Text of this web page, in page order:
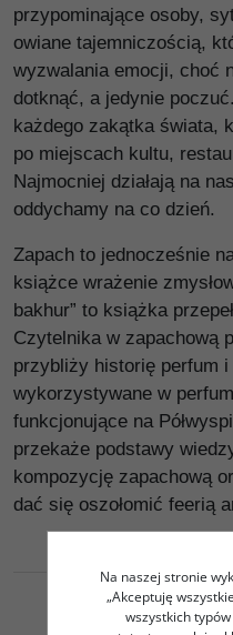
przypominające osoby,
owiane tajemniczością,
wyzwalania emocji, choć
dotknąć, a jedynie
każdego zakątka świata,
po miejscach kultu,
Najmocniej działają na
oddychamy na co dzień.
Zapach to jednocześnie
książce wrażenie
bakhur” to książka
Czytelnika w zapachową
przybliży historię perfum i
wykorzystywane w
funkcjonujące na
przekaże podstawy
kompozycję zapachową
dać się oszołomić feerią
Na naszej stronie
„Akceptuję
wszystkich